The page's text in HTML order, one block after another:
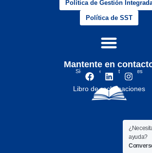
Política de Gestión
Política de SST
Mantente en
Síguenos en nuestras redes
Libro de reclamaciones
ayuda?